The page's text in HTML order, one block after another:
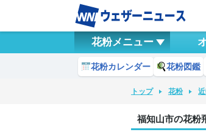
花粉メニュー
花粉カレンダー 花粉図鑑
トップ 花粉
福知山市の花粉